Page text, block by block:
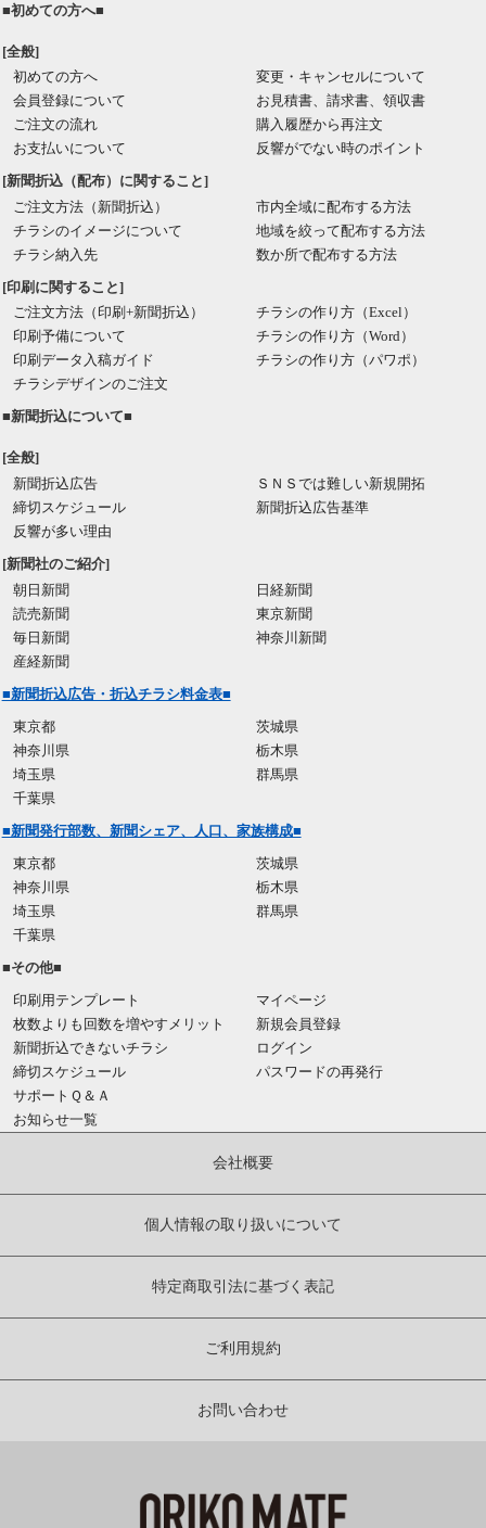
■初めての方へ■
[全般]
初めての方へ
会員登録について
ご注文の流れ
お支払いについて
変更・キャンセルについて
お見積書、請求書、領収書
購入履歴から再注文
反響がでない時のポイント
[新聞折込（配布）に関すること]
ご注文方法（新聞折込）
チラシのイメージについて
チラシ納入先
市内全域に配布する方法
地域を絞って配布する方法
数か所で配布する方法
[印刷に関すること]
ご注文方法（印刷+新聞折込）
印刷予備について
印刷データ入稿ガイド
チラシデザインのご注文
チラシの作り方（Excel）
チラシの作り方（Word）
チラシの作り方（パワポ）
■新聞折込について■
[全般]
新聞折込広告
締切スケジュール
反響が多い理由
ＳＮＳでは難しい新規開拓
新聞折込広告基準
[新聞社のご紹介]
朝日新聞
読売新聞
毎日新聞
産経新聞
日経新聞
東京新聞
神奈川新聞
■新聞折込広告・折込チラシ料金表■
東京都
神奈川県
埼玉県
千葉県
茨城県
栃木県
群馬県
■新聞発行部数、新聞シェア、人口、家族構成■
東京都
神奈川県
埼玉県
千葉県
茨城県
栃木県
群馬県
■その他■
印刷用テンプレート
枚数よりも回数を増やすメリット
新聞折込できないチラシ
締切スケジュール
サポートＱ＆Ａ
お知らせ一覧
マイページ
新規会員登録
ログイン
パスワードの再発行
会社概要
個人情報の取り扱いについて
特定商取引法に基づく表記
ご利用規約
お問い合わせ